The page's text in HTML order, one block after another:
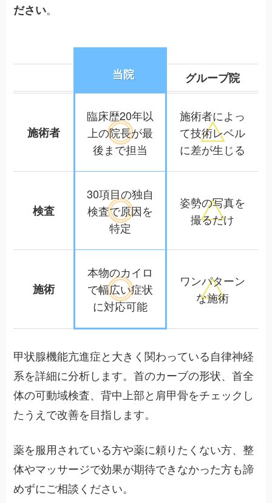
ださい。
当院 グループ院
施術者
臨床歴20年以
上の院長が最
後まで担当
施術者によっ
て技術レベル
に差が生じる
検査
30項目の独自
検査で原因を
特定
姿勢の写真を
撮るだけ
施術
本物のカイロ
で幅広い症状
に対応可能
ワンパターン
な施術
甲状腺機能亢進症と大きく関わっている自律神経
系を詳細に分析します。首のカーブの形状、首全
体の可動域検査、背中上部と肩甲骨をチェックし
たうえで改善を目指します。
薬を服用されている方や薬に頼りたくない方、整
体やマッサージで効果が期待できなかった方も諦
めずにご相談ください。